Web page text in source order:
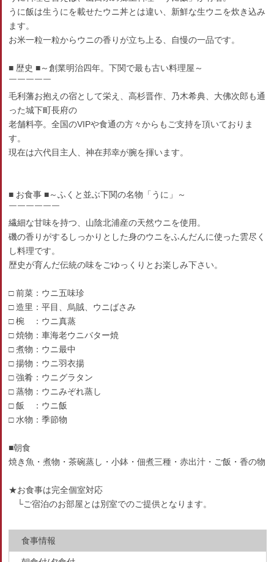
うに飯は生うにを載せたウニ丼とは違い、新鮮な生ウニを炊き込み
ます。
お米一粒一粒からウニの香りが立ち上る、自慢の一品です。
■ 歴史 ■～創業明治四年。下関で最も古い料理屋～
￣￣￣￣￣
毛利藩お抱えの宿として栄え、高杉晋作、乃木希典、大佛次郎も通
った城下町長府の
老舗料亭。全国のVIPや食通の方々からもご支持を頂いておりま
す。
現在は六代目主人、神在邦幸が腕を揮います。
■ お食事 ■～ふくと並ぶ下関の名物「うに」～
￣￣￣￣￣￣
繊細な甘味を持つ、山陰北浦産の天然ウニを使用。
磯の香りがするしっかりとした身のウニをふんだんに使った雲尽く
し料理です。
歴史が育んだ伝統の味をごゆっくりとお楽しみ下さい。
□ 前菜：ウニ五味珍
□ 造里：平目、烏賊、ウニばさみ
□ 椀 ：ウニ真蒸
□ 焼物：車海老ウニバター焼
□ 煮物：ウニ最中
□ 揚物：ウニ羽衣揚
□ 強肴：ウニグラタン
□ 蒸物：ウニみぞれ蒸し
□ 飯 ：ウニ飯
□ 水物：季節物
■朝食
焼き魚・煮物・茶碗蒸し・小鉢・佃煮三種・赤出汁・ご飯・香の物
★お食事は完全個室対応
└ご宿泊のお部屋とは別室でのご提供となります。
食事情報